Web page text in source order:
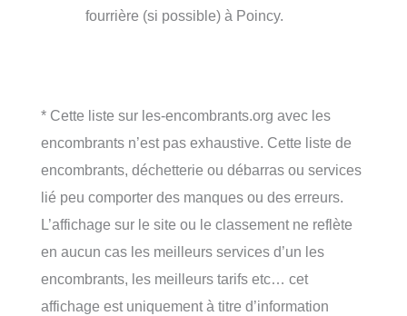
fourrière (si possible) à Poincy.
* Cette liste sur les-encombrants.org avec les
encombrants n’est pas exhaustive. Cette liste de
encombrants, déchetterie ou débarras ou services
lié peu comporter des manques ou des erreurs.
L’affichage sur le site ou le classement ne reflète
en aucun cas les meilleurs services d’un les
encombrants, les meilleurs tarifs etc… cet
affichage est uniquement à titre d’information